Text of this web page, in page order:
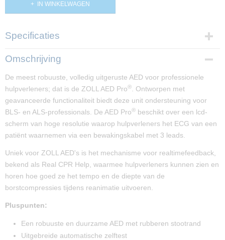
IN WINKELWAGEN
Specificaties
Productcode
Omschrijving
De meest robuuste, volledig uitgeruste AED voor professionele
hulpverleners; dat is de ZOLL AED Pro®
. Ontworpen met
geavanceerde functionaliteit biedt deze unit ondersteuning voor
BLS- en ALS-professionals. De AED Pro® beschikt over een lcd-
scherm van hoge resolutie waarop hulpverleners het ECG van een
patiënt waarnemen via een bewakingskabel met 3 leads.
Uniek voor ZOLL AED's is het mechanisme voor realtimefeedback,
bekend als Real CPR Help, waarmee hulpverleners kunnen zien en
horen hoe goed ze het tempo en de diepte van de
borstcompressies tijdens reanimatie uitvoeren.
Pluspunten:
Een robuuste en duurzame AED met rubberen stootrand
Uitgebreide automatische zelftest